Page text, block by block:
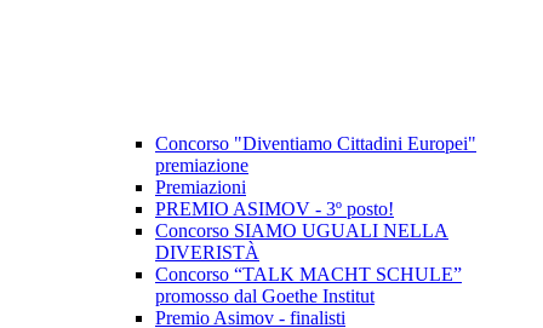
Concorso "Diventiamo Cittadini Europei"
premiazione
Premiazioni
PREMIO ASIMOV - 3º posto!
Concorso SIAMO UGUALI NELLA
DIVERISTÀ
Concorso “TALK MACHT SCHULE”
promosso dal Goethe Institut
Premio Asimov - finalisti